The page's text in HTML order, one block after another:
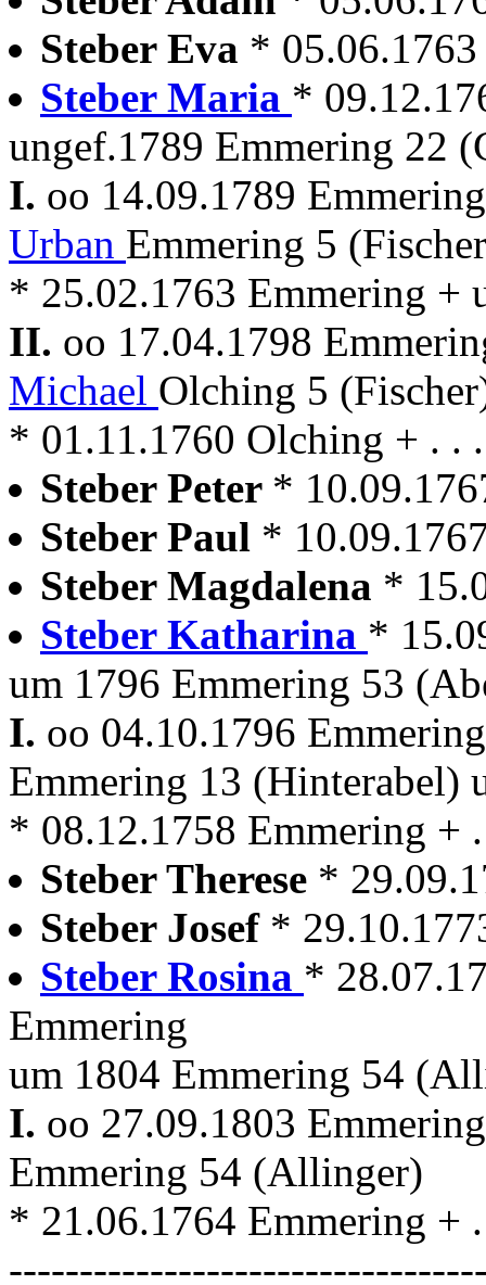
Steber Eva *
Steber Maria *
ungef.1789 Emmering 22
I. oo 14.09.1789
Urban Emmering 5
* 25.02.1763 Emmering +
II. oo 17.04.1798
Michael Olching 5
* 01.11.1760 Olching + . .
Steber Peter *
Steber Paul *
Steber Magdalena *
Steber Katharina *
um 1796 Emmering 53
I. oo 04.10.1796
Emmering 13 (Hinterabel)
* 08.12.1758 Emmering +
Steber Therese *
Steber Josef *
Steber Rosina *
Emmering
um 1804 Emmering 54
I. oo 27.09.1803
Emmering 54 (Allinger)
* 21.06.1764 Emmering +